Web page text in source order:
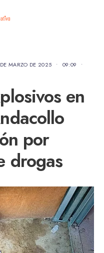
MARZO DE 2025 • 09:09
•
en
por
drogas